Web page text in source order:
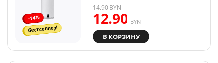
-14%
бестселлер!
12.90 BYN
14.90BYN
В КОРЗИНУ